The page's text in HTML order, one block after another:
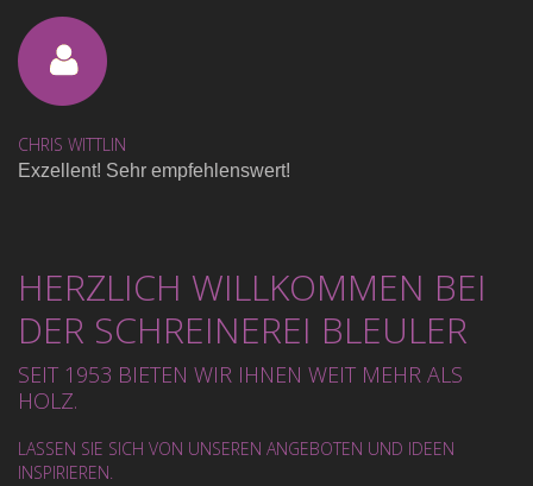
CHRIS WITTLIN
Exzellent! Sehr empfehlenswert!
HERZLICH WILLKOMMEN BEI
DER SCHREINEREI BLEULER
SEIT 1953 BIETEN WIR IHNEN WEIT MEHR ALS
HOLZ.
LASSEN SIE SICH VON UNSEREN ANGEBOTEN UND IDEEN
INSPIRIEREN.